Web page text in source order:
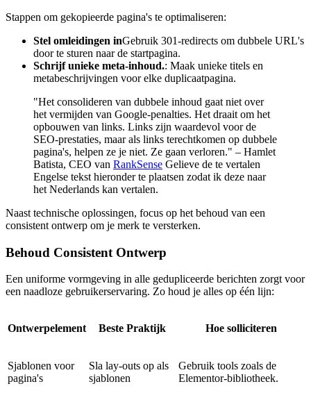
Stappen om gekopieerde pagina's te optimaliseren:
Stel omleidingen inGebruik 301-redirects om dubbele URL's
door te sturen naar de startpagina.
Schrijf unieke meta-inhoud.: Maak unieke titels en
metabeschrijvingen voor elke duplicaatpagina.
"Het consolideren van dubbele inhoud gaat niet over
het vermijden van Google-penalties. Het draait om het
opbouwen van links. Links zijn waardevol voor de
SEO-prestaties, maar als links terechtkomen op dubbele
pagina's, helpen ze je niet. Ze gaan verloren." – Hamlet
Batista, CEO van RankSense Gelieve de te vertalen
Engelse tekst hieronder te plaatsen zodat ik deze naar
het Nederlands kan vertalen.
Naast technische oplossingen, focus op het behoud van een
consistent ontwerp om je merk te versterken.
Behoud Consistent Ontwerp
Een uniforme vormgeving in alle gedupliceerde berichten zorgt voor
een naadloze gebruikerservaring. Zo houd je alles op één lijn:
Ontwerpelement Beste Praktijk Hoe solliciteren
Sjablonen voor
pagina's
Sla lay-outs op als
sjablonen
Gebruik tools zoals de
Elementor-bibliotheek.